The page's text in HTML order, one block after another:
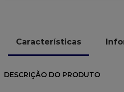
Características
DESCRIÇÃO DO PRODUTO